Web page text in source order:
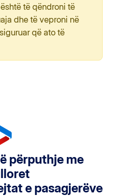
të qëndroni të
dhe të veproni në
që ato të
përputhje me
e pasagjerëve